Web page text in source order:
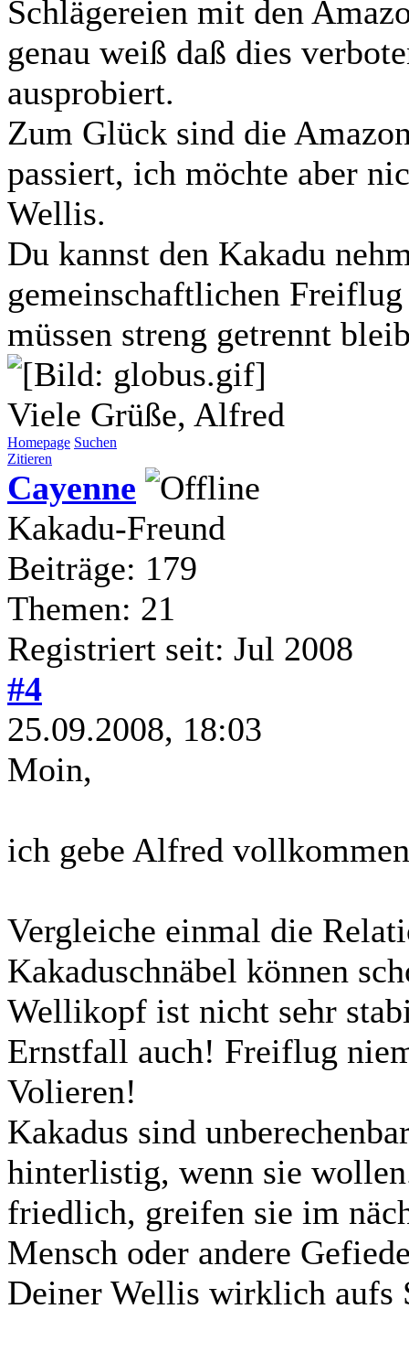
Schlägereien mit den
genau weiß daß dies
ausprobiert.
Zum Glück sind die
passiert, ich möchte aber
Wellis.
Du kannst den Kakadu
gemeinschaftlichen
müssen streng getrennt
Viele Grüße, Alfred
Homepage Suchen
Zitieren
Cayenne
Kakadu-Freund
Beiträge: 179
Themen: 21
Registriert seit: Jul 2008
#4
25.09.2008, 18:03
Moin,
ich gebe Alfred
Vergleiche einmal die
Kakaduschnäbel können
Wellikopf ist nicht sehr
Ernstfall auch! Freiflug
Volieren!
Kakadus sind
hinterlistig, wenn sie
friedlich, greifen sie im
Mensch oder andere
Deiner Wellis wirklich aufs